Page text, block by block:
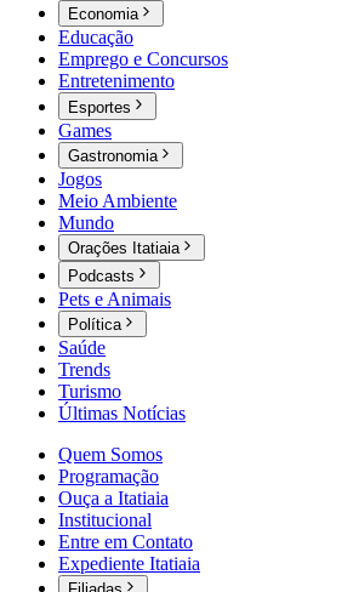
Economia
Educação
Emprego e Concursos
Entretenimento
Esportes
Games
Gastronomia
Jogos
Meio Ambiente
Mundo
Orações Itatiaia
Podcasts
Pets e Animais
Política
Saúde
Trends
Turismo
Últimas Notícias
Quem Somos
Programação
Ouça a Itatiaia
Institucional
Entre em Contato
Expediente Itatiaia